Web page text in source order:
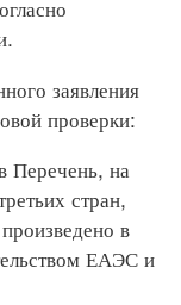
заявления
проверки:
Перечень, на
стран,
в
ЕАЭС и